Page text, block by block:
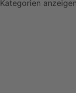
Kategorien anzeigen